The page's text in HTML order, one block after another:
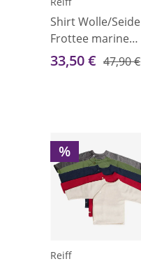
Shirt Wolle/Seide
Frottee marine
86/92
33,50 € 47,90 €
%
Reiff